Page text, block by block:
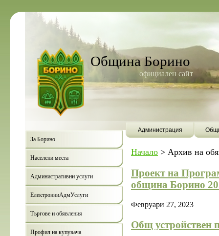
Община Борино
официален сайт
Администрация
За Борино
Населени места
Административни услуги
ЕлектронниАдмУслуги
Търгове и обявления
Профил на купувача
Начало > Архив на
Проект на
община Борино
Февруари 27, 2023
Общ устройствен